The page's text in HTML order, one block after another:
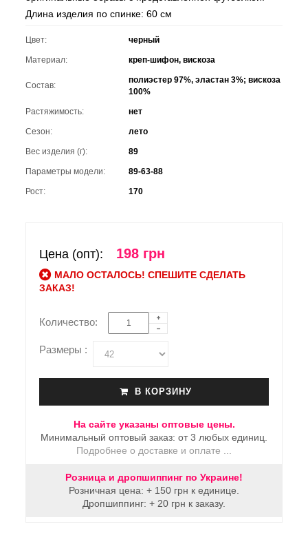
Длина изделия по спинке: 60 см
Цвет: черный
Материал: креп-шифон, вискоза
Состав:
полиэстер 97%, эластан 3%; вискоза
100%
Растяжимость: нет
Сезон: лето
Вес изделия (г): 89
Параметры модели: 89-63-88
Рост: 170
Цена (опт): 198 грн
МАЛО ОСТАЛОСЬ! СПЕШИТЕ СДЕЛАТЬ
ЗАКАЗ!
Количество:
Размеры :
В КОРЗИНУ
На сайте указаны оптовые цены.
Минимальный оптовый заказ: от 3 любых единиц.
Подробнее о доставке и оплате ...
Розница и дропшиппинг по Украине!
Розничная цена: + 150 грн к единице.
Дропшиппинг: + 20 грн к заказу.